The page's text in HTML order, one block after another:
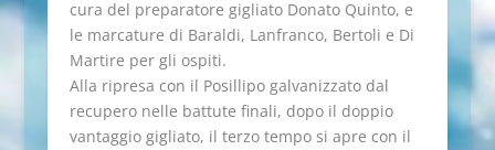
cura del preparatore gigliato Donato Quinto, e
le marcature di Baraldi, Lanfranco, Bertoli e Di
Martire per gli ospiti.
Alla ripresa con il Posillipo galvanizzato dal
recupero nelle battute finali, dopo il doppio
vantaggio gigliato, il terzo tempo si apre con il